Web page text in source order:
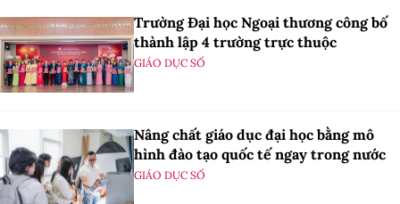
Trường Đại học Ngoại thương công bố
thành lập 4 trường trực thuộc
GIÁO DỤC SỐ
Nâng chất giáo dục đại học bằng mô
hình đào tạo quốc tế ngay trong nước
GIÁO DỤC SỐ